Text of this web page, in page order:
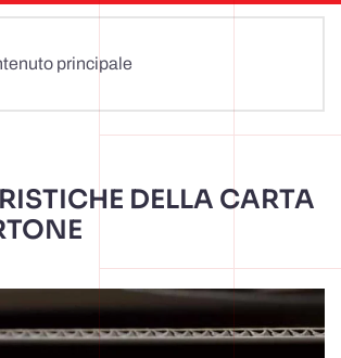
principale
DELLA CARTA